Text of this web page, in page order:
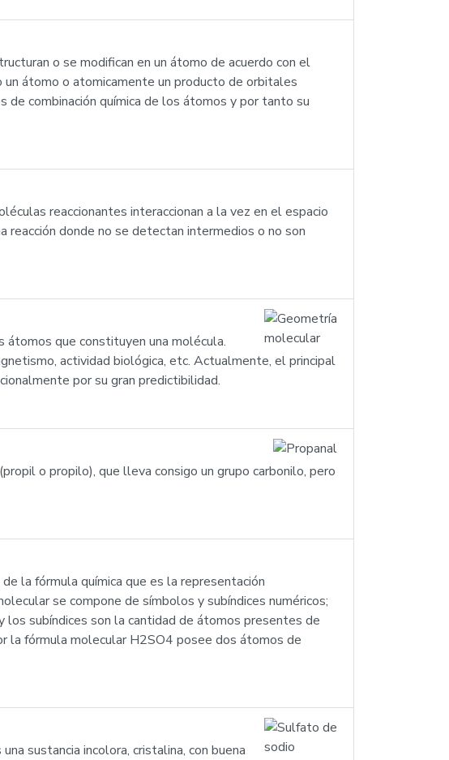
o se modifican en un átomo de acuerdo con el
átomo o atomicamente un producto de orbitales
combinación química de los átomos y por tanto su
reaccionantes interaccionan a la vez en el espacio
donde no se detectan intermedios o no son
que constituyen una molécula.
actividad biológica, etc. Actualmente, el principal
por su gran predictibilidad.
o propilo), que lleva consigo un grupo carbonilo, pero
la fórmula química que es la representación
se compone de símbolos y subíndices numéricos;
subíndices son la cantidad de átomos presentes de
la fórmula molecular H2SO4 posee dos átomos de
sustancia incolora, cristalina, con buena